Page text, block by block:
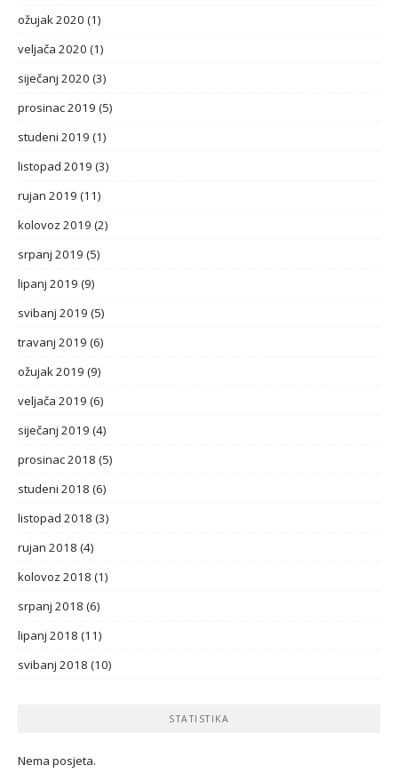
ožujak 2020 (1)
veljača 2020 (1)
siječanj 2020 (3)
prosinac 2019 (5)
studeni 2019 (1)
listopad 2019 (3)
rujan 2019 (11)
kolovoz 2019 (2)
srpanj 2019 (5)
lipanj 2019 (9)
svibanj 2019 (5)
travanj 2019 (6)
ožujak 2019 (9)
veljača 2019 (6)
siječanj 2019 (4)
prosinac 2018 (5)
studeni 2018 (6)
listopad 2018 (3)
rujan 2018 (4)
kolovoz 2018 (1)
srpanj 2018 (6)
lipanj 2018 (11)
svibanj 2018 (10)
STATISTIKA
Nema posjeta.